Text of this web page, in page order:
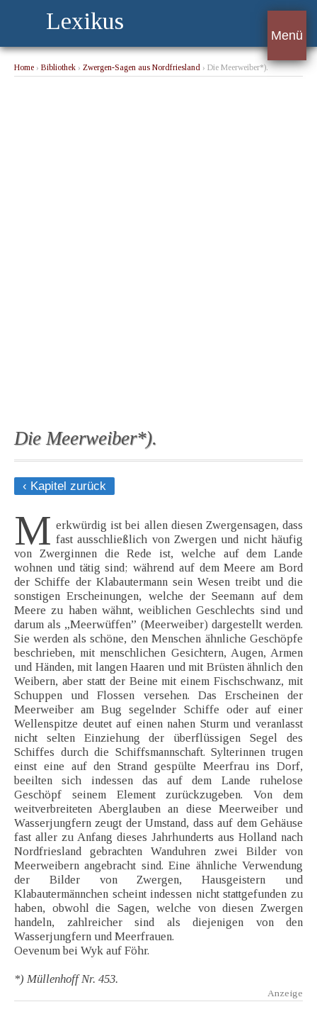
Lexikus
Menü
Home › Bibliothek › Zwergen-Sagen aus Nordfriesland › Die Meerweiber*).
Die Meerweiber*).
‹ Kapitel zurück
M erkwürdig ist bei allen diesen Zwergensagen, dass
fast ausschließlich von Zwergen und nicht häufig
von Zwerginnen die Rede ist, welche auf dem Lande
wohnen und tätig sind; während auf dem Meere am Bord
der Schiffe der Klabautermann sein Wesen treibt und die
sonstigen Erscheinungen, welche der Seemann auf dem
Meere zu haben wähnt, weiblichen Geschlechts sind und
darum als „Meerwüffen” (Meerweiber) dargestellt werden.
Sie werden als schöne, den Menschen ähnliche Geschöpfe
beschrieben, mit menschlichen Gesichtern, Augen, Armen
und Händen, mit langen Haaren und mit Brüsten ähnlich den
Weibern, aber statt der Beine mit einem Fischschwanz, mit
Schuppen und Flossen versehen. Das Erscheinen der
Meerweiber am Bug segelnder Schiffe oder auf einer
Wellenspitze deutet auf einen nahen Sturm und veranlasst
nicht selten Einziehung der überflüssigen Segel des
Schiffes durch die Schiffsmannschaft. Sylterinnen trugen
einst eine auf den Strand gespülte Meerfrau ins Dorf,
beeilten sich indessen das auf dem Lande ruhelose
Geschöpf seinem Element zurückzugeben. Von dem
weitverbreiteten Aberglauben an diese Meerweiber und
Wasserjungfern zeugt der Umstand, dass auf dem Gehäuse
fast aller zu Anfang dieses Jahrhunderts aus Holland nach
Nordfriesland gebrachten Wanduhren zwei Bilder von
Meerweibern angebracht sind. Eine ähnliche Verwendung
der Bilder von Zwergen, Hausgeistern und
Klabautermännchen scheint indessen nicht stattgefunden zu
haben, obwohl die Sagen, welche von diesen Zwergen
handeln, zahlreicher sind als diejenigen von den
Wasserjungfern und Meerfrauen.
Oevenum bei Wyk auf Föhr.
*) Müllenhoff Nr. 453.